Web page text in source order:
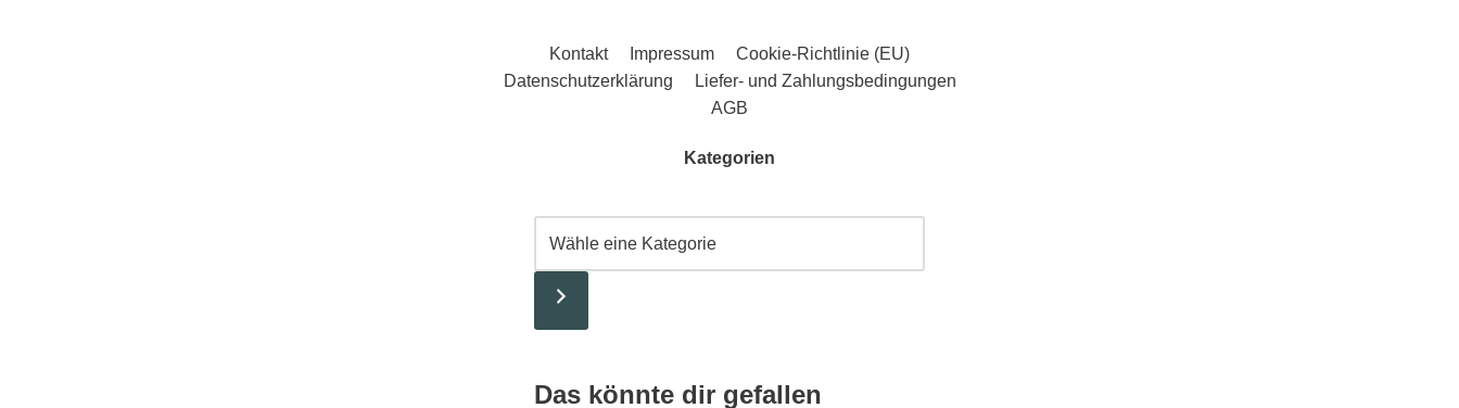
Kontakt Impressum
Cookie-Richtlinie (EU)
Datenschutzerklärung
Liefer- und Zahlungsbedingungen
AGB
Kategorien
Das könnte dir gefallen